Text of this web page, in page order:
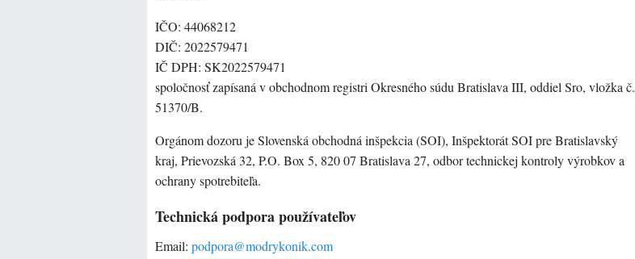
IČO: 44068212
DIČ: 2022579471
IČ DPH: SK2022579471
spoločnosť zapísaná v obchodnom registri Okresného súdu Bratislava III, oddiel Sro, vložka č.
51370/B.
Orgánom dozoru je Slovenská obchodná inšpekcia (SOI), Inšpektorát SOI pre Bratislavský
kraj, Prievozská 32, P.O. Box 5, 820 07 Bratislava 27, odbor technickej kontroly výrobkov a
ochrany spotrebiteľa.
Technická podpora používateľov
Email: podpora@modrykonik.com